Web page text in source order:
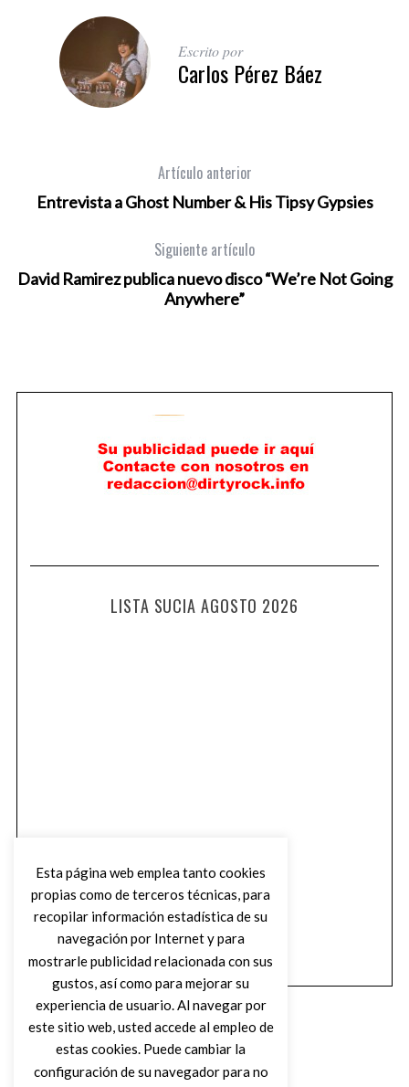
Escrito por
Carlos Pérez Báez
Artículo anterior
Entrevista a Ghost Number & His Tipsy Gypsies
Siguiente artículo
David Ramirez publica nuevo disco “We’re Not Going
Anywhere”
LISTA SUCIA AGOSTO 2026
Esta página web emplea tanto cookies
propias como de terceros técnicas, para
recopilar información estadística de su
navegación por Internet y para
mostrarle publicidad relacionada con sus
gustos, así como para mejorar su
experiencia de usuario. Al navegar por
este sitio web, usted accede al empleo de
estas cookies. Puede cambiar la
configuración de su navegador para no